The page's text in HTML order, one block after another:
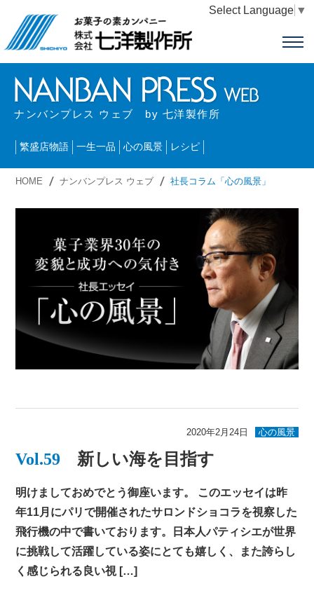
Select Language ▼
ナンバンプレス ウェブ by 七洋製作所
繁盛店物語 一生一品 心の風景 レシピ
HOME ナンバンプレス ウェブ 社長コラム「心の風景」
2020年2月24日 心の風景
Vol.59 新しい海を目指す
明けましておめでとう御座います。 このエッセイは昨
年11月にパリで開催されたサロンドショコラを視察した
飛行機の中で書いております。日本人パティシエが世界
に挑戦して活躍している姿にとても嬉しく、また誇らし
く感じられる良い視 […]